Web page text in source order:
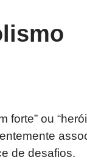
forte” ou
de desafios.